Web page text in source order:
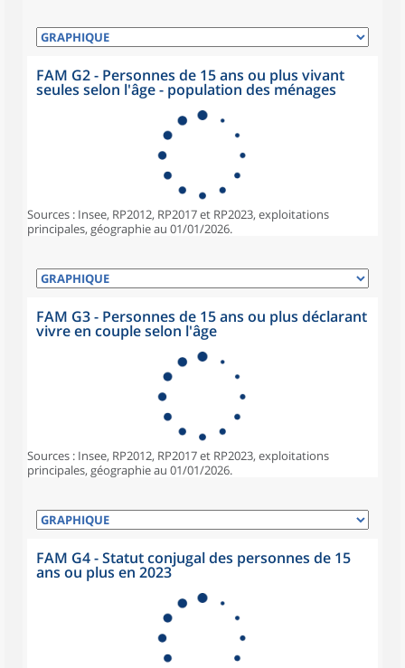
FAM G2 - Personnes de 15 ans ou plus vivant
seules selon l'âge - population des ménages
Sources : Insee, RP2012, RP2017 et RP2023, exploitations
principales, géographie au 01/01/2026.
FAM G3 - Personnes de 15 ans ou plus déclarant
vivre en couple selon l'âge
Sources : Insee, RP2012, RP2017 et RP2023, exploitations
principales, géographie au 01/01/2026.
FAM G4 - Statut conjugal des personnes de 15
ans ou plus en 2023